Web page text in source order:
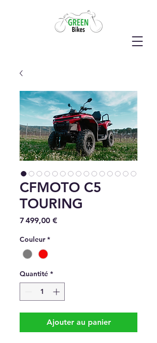
CFMOTO C5
TOURING
7 499,00 €Prix
Couleur *
Quantité *
Ajouter au panier